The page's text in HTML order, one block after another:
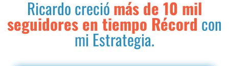
Ricardo creciómás de 10 mil
seguidores en tiempo Récord con
mi Estrategia.